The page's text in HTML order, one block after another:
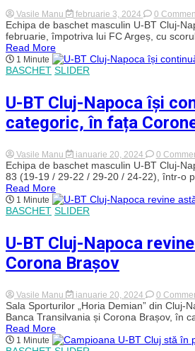
Vasile Manu februarie 3, 2024 0
Echipa de baschet masculin U-BT Cluj-
februarie, împotriva lui FC Argeș, cu
Read More
1 Minute
BASCHET SLIDER
U-BT Cluj-Napoca își
categoric, în fața
Vasile Manu ianuarie 20, 2024 0
Echipa de baschet masculin U-BT Cluj-
83 (19-19 / 29-22 / 29-20 / 24-22), într-o
Read More
1 Minute
BASCHET SLIDER
U-BT Cluj-Napoca
Corona Brașov
Vasile Manu ianuarie 20, 2024 0
Sala Sporturilor „Horia Demian” din
Banca Transilvania și Corona Brașov, în
Read More
1 Minute